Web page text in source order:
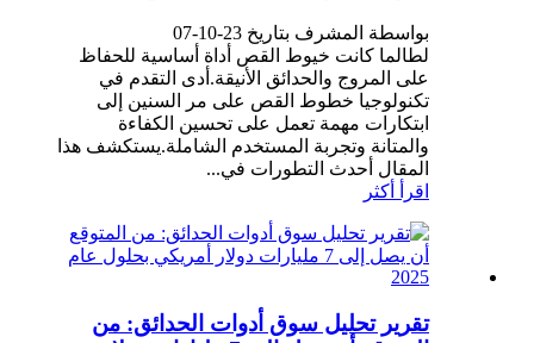
بواسطة المشرف بتاريخ 23-10-07
لطالما كانت خيوط القص أداة أساسية للحفاظ
على المروج والحدائق الأنيقة.أدى التقدم في
تكنولوجيا خطوط القص على مر السنين إلى
ابتكارات مهمة تعمل على تحسين الكفاءة
والمتانة وتجربة المستخدم الشاملة.يستكشف هذا
المقال أحدث التطورات في...
اقرأ أكثر
تقرير تحليل سوق أدوات الحدائق: من